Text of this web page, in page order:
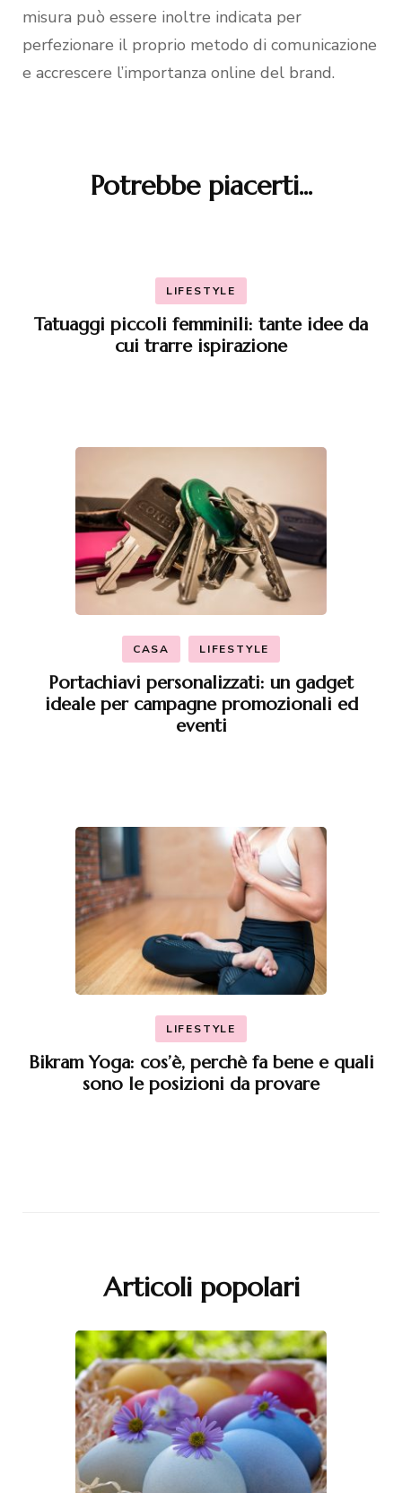
misura può essere inoltre indicata per
perfezionare il proprio metodo di comunicazione
e accrescere l’importanza online del brand.
Potrebbe piacerti...
LIFESTYLE
Tatuaggi piccoli femminili: tante idee da
cui trarre ispirazione
CASA LIFESTYLE
Portachiavi personalizzati: un gadget
ideale per campagne promozionali ed
eventi
LIFESTYLE
Bikram Yoga: cos’è, perchè fa bene e quali
sono le posizioni da provare
Articoli popolari